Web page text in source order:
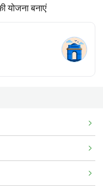
योजना बनाएं